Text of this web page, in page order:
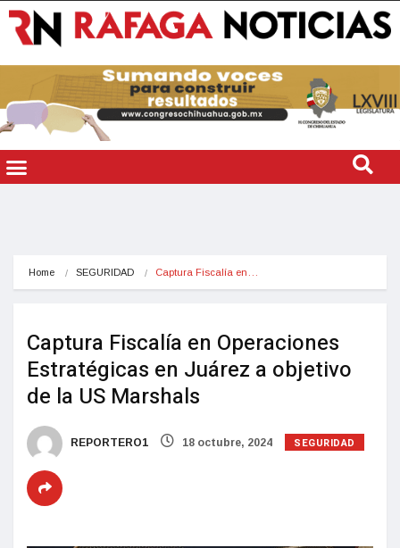
Home SEGURIDAD Captura Fiscalía en…
Captura Fiscalía en Operaciones
Estratégicas en Juárez a objetivo
de la US Marshals
REPORTERO1 18 octubre, 2024 SEGURIDAD